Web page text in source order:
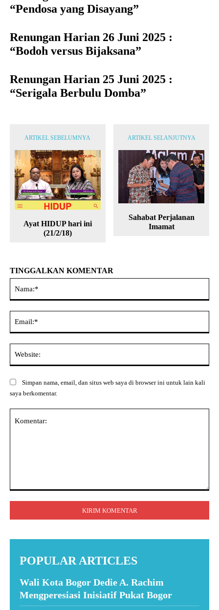
“Pendosa yang Disayang”
Renungan Harian 26 Juni 2025 :
“Bodoh versus Bijaksana”
Renungan Harian 25 Juni 2025 :
“Serigala Berbulu Domba”
ARTIKEL SEBELUMNYA
Ayat HIDUP hari ini
(21/2/18)
ARTIKEL SELANJUTNYA
Sahabat Perjalanan
Imamat
TINGGALKAN KOMENTAR
Simpan nama, email, dan situs web saya di browser ini untuk lain kali
saya berkomentar.
POPULAR ARTICLES
Wali Kota Bogor Dedie A. Rachim
Mengperesiasi Inisiatif Pukat Bogor